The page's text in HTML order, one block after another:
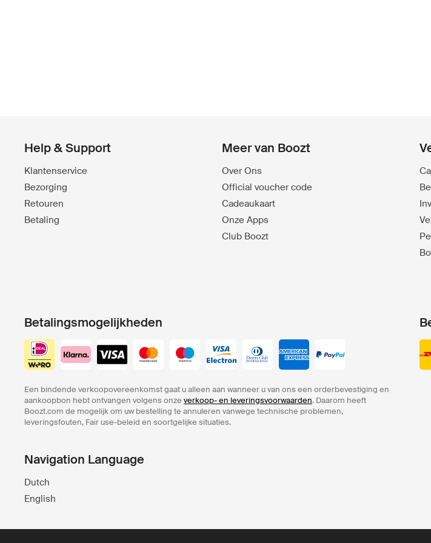
Help & Support
Klantenservice
Bezorging
Retouren
Betaling
Meer van Boozt
Over Ons
Official voucher code
Cadeaukaart
Onze Apps
Club Boozt
Betalingsmogelijkheden
Een bindende verkoopovereenkomst gaat u alleen aan wanneer u van ons een orderbevestiging en
aankoopbon hebt ontvangen volgens onze verkoop- en leveringsvoorwaarden. Daarom heeft
Boozt.com de mogelijk om uw bestelling te annuleren vanwege technische problemen,
leveringsfouten, Fair use-beleid en soortgelijke situaties.
Navigation Language
Dutch
English